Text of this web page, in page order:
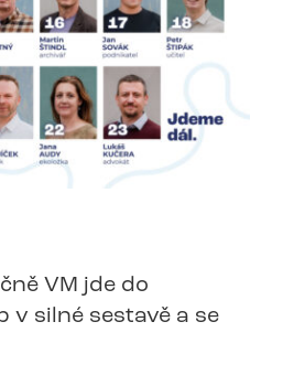
VM jde do
v silné sestavě a se